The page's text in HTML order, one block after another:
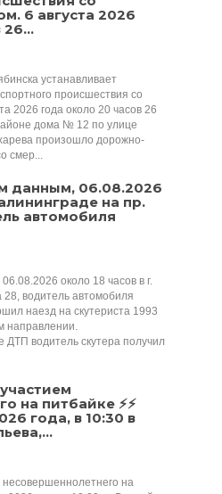
6 августа 2026
устанавливает
происшествия со
2026 года около 20 часов 26
дома № 12 по улице
произошло дорожно-
смер...
данным, 06.08.2026
на пр.
автомобиля
около 18 часов в г.
водитель автомобиля
наезд на скутериста 1993
направлении.
ДТП водитель скутера получил
на питбайке ⚡️⚡️️
года, в 10:30 в
на